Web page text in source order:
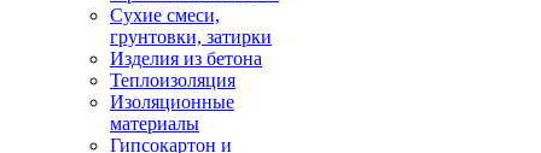
Сухие смеси,
грунтовки, затирки
Изделия из бетона
Теплоизоляция
Изоляционные
материалы
Гипсокартон и